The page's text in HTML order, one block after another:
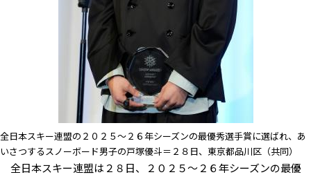
全日本スキー連盟の２０２５～２６年シーズンの最優秀選手賞に選ばれ、あ
いさつするスノーボード男子の戸塚優斗＝２８日、東京都品川区（共同）
全日本スキー連盟は２８日、２０２５～２６年シーズンの最優